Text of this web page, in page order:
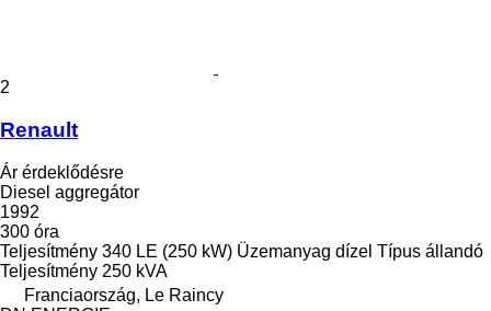
2
Renault
Ár érdeklődésre
Diesel aggregátor
1992
300 óra
Teljesítmény 340 LE (250 kW) Üzemanyag dízel Típus állandó
Teljesítmény 250 kVA
Franciaország, Le Raincy